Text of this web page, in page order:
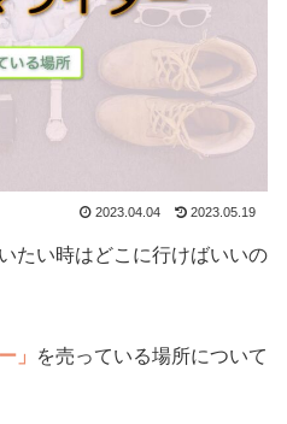
2023.04.04 2023.05.19
たい時はどこに行けばいいの
」
を売っている場所について